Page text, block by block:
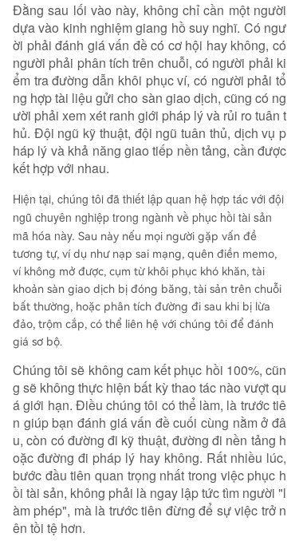
Đằng sau lối vào này, không chỉ cần một người
dựa vào kinh nghiệm giang hồ suy nghĩ. Có ngư
ời phải đánh giá vấn đề có cơ hội hay không, có
người phải phân tích trên chuỗi, có người phải ki
ểm tra đường dẫn khôi phục ví, có người phải tổ
ng hợp tài liệu gửi cho sàn giao dịch, cũng có ng
ười phải xem xét ranh giới pháp lý và rủi ro tuân t
hủ. Đội ngũ kỹ thuật, đội ngũ tuân thủ, dịch vụ p
háp lý và khả năng giao tiếp nền tảng, cần được
kết hợp với nhau.
Hiện tại, chúng tôi đã thiết lập quan hệ hợp tác với đội
ngũ chuyên nghiệp trong ngành về phục hồi tài sản
mã hóa này. Sau này nếu mọi người gặp vấn đề
tương tự, ví dụ như nạp sai mạng, quên điền memo,
ví không mở được, cụm từ khôi phục khó khăn, tài
khoản sàn giao dịch bị đóng băng, tài sản trên chuỗi
bất thường, hoặc phân tích đường đi sau khi bị lừa
đảo, trộm cắp, có thể liên hệ với chúng tôi để đánh
giá sơ bộ.
Chúng tôi sẽ không cam kết phục hồi 100%, cũn
g sẽ không thực hiện bất kỳ thao tác nào vượt qu
á giới hạn. Điều chúng tôi có thể làm, là trước tiê
n giúp bạn đánh giá vấn đề cuối cùng nằm ở đâ
u, còn có đường đi kỹ thuật, đường đi nền tảng h
oặc đường đi pháp lý hay không. Rất nhiều lúc,
bước đầu tiên quan trọng nhất trong việc phục h
ồi tài sản, không phải là ngay lập tức tìm người "l
àm phép", mà là trước tiên đừng để sự việc trở n
ên tồi tệ hơn.